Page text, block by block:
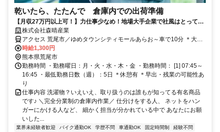
乾いたら、たたんで 倉庫内での出荷準備
【月収27万円以上可！】力仕事少なめ！地場大手企業で社風はとっても
アットホーム♪
株式会社森晴産業
アクセス 荒尾市／ゆめタウンシティモールあらお～車で10分 ＊大牟
田市から通うスタッフも♪
時給1,300円
熊本県荒尾市
勤務時間 ・勤務曜日：月・火・水・木・金 ・勤務時間： [1] 07:45～
16:45 ・最低勤務日数（週）：5日 ＊休憩有 ＊早出・残業の可能性あ
り
仕事内容 洗濯物？いえいえ、取り扱うのは誰もが知ってる有名商品
です♪ ＼完全分業制の倉庫内作業／ 仕分けをする人、 ネットをハン
ガーにかける人など、 細かく担当が分かれている中で あなたにお願
いした...
業界未経験者歓迎 バイク通勤OK 学歴不問 車通勤OK 固定時間制
経験不問